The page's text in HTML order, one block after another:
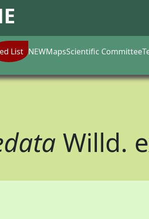
List NEWMapsScientific Committee
Willd.